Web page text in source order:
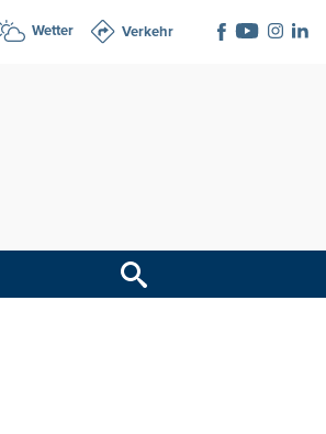
Wetter Verkehr